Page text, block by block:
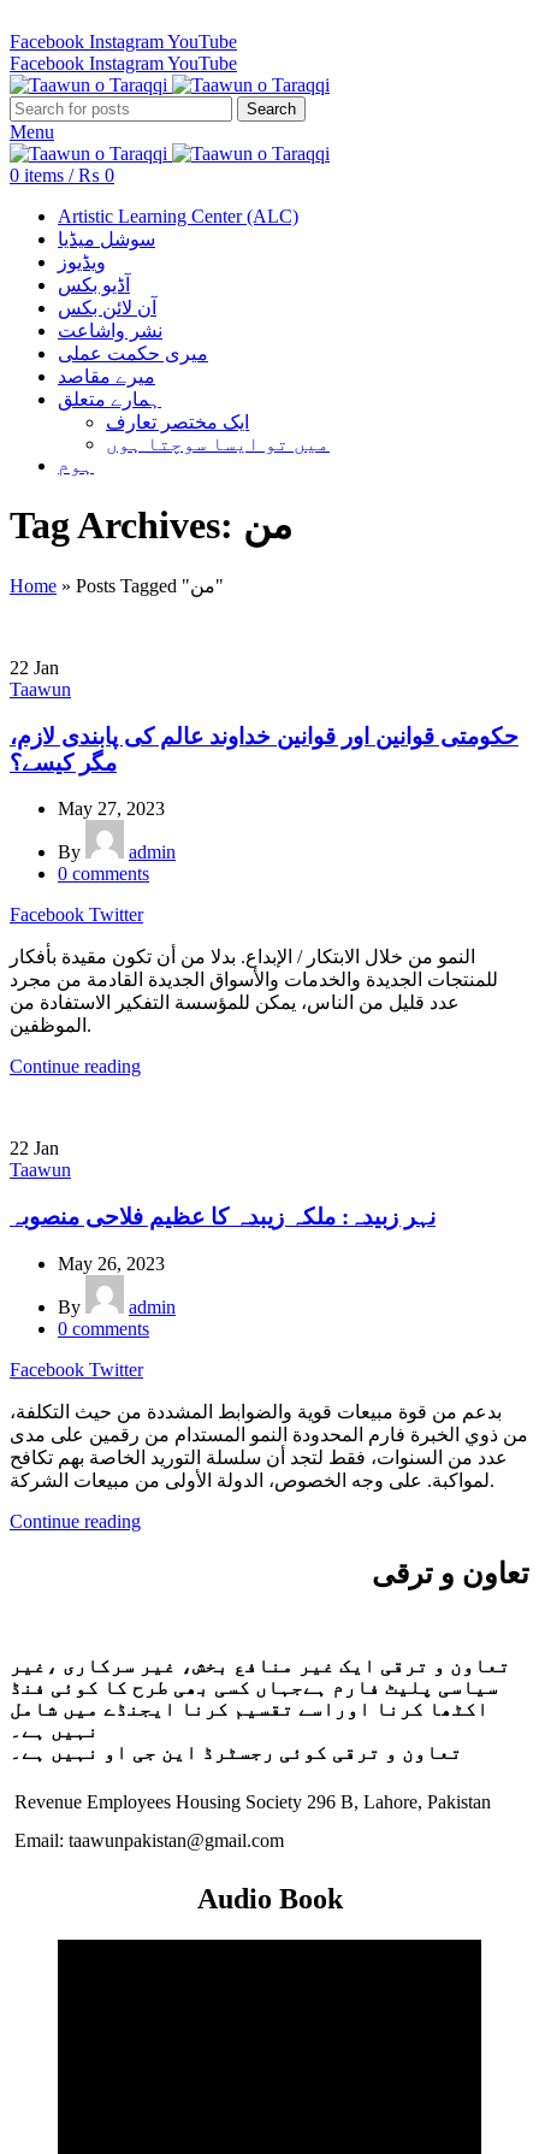
Facebook InstagramYouTube
Facebook InstagramYouTube
Search
Menu
0 items / ₨ 0
Artistic Learning Center (ALC)
سوشل میڈیا
ویڈیوز
آڈیو بکس
آن لائن بکس
نشر واشاعت
میری حکمت عملی
میرے مقاصد
ہمارے متعلق
ایک مختصر تعارف
میں تو ایسا سوچتا ہوں
ہوم
Tag Archives: من
Home » Posts Tagged "من"
22 Jan
Taawun
حکومتی قوانین اور قوانین خداوند عالم کی پابندی لازم،
مگر کیسے؟
May 27, 2023
By
admin
0 comments
Facebook Twitter
النمو من خلال الابتكار / الإبداع. بدلا من أن تكون مقيدة بأفكار
للمنتجات الجديدة والخدمات والأسواق الجديدة القادمة من مجرد
عدد قليل من الناس، يمكن للمؤسسة التفكير الاستفادة من
الموظفين.
Continue reading
22 Jan
Taawun
نہر زبیدہ: ملکہ زیبدہ کا عظیم فلاحی منصوبہ
May 26, 2023
By
admin
0 comments
Facebook Twitter
بدعم من قوة مبيعات قوية والضوابط المشددة من حيث التكلفة،
من ذوي الخبرة فارم المحدودة النمو المستدام من رقمين على مدى
عدد من السنوات، فقط لتجد أن سلسلة التوريد الخاصة بهم تكافح
لمواكبة. على وجه الخصوص، الدولة الأولى من مبيعات الشركة.
Continue reading
تعاون و ترقی
تعاون و ترقی ایک غیر منافع بخش، غیر سرکاری ،غیر
سیاسی پلیٹ فارم ہےجہاں کسی بھی طرح کا کوئی فنڈ
اکٹھا کرنا اوراسے تقسیم کرنا ایجنڈے میں شامل
نہیں ہے۔
تعاون و ترقی کوئی رجسٹرڈ این جی او نہیں ہے۔
Revenue Employees Housing Society 296 B, Lahore, Pakistan
Email: taawunpakistan@gmail.com
Audio Book